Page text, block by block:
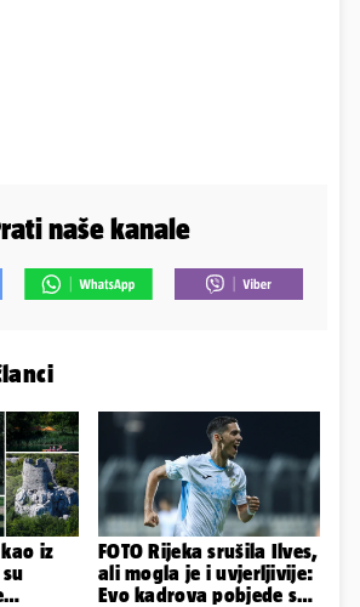
naše kanale
kao iz
FOTO Rijeka srušila Ilves,
ali mogla je i uvjerljivije:
Evo kadrova pobjede s